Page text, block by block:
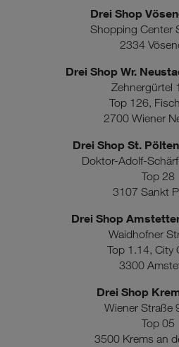
Drei Shop
Shopping Center
2334
Drei Shop Wr.
Zehnergürtel
Top 126,
2700 Wiener
Drei Shop St.
Doktor-Adolf-
Top 28
3107 Sankt
Drei Shop
Waidhofner
Top 1.14, City
3300
Drei Shop
Wiener Straße
Top 05
3500 Krems an
Sie nur jene Cookies im Einsatz,
Website unerlässlich sind.